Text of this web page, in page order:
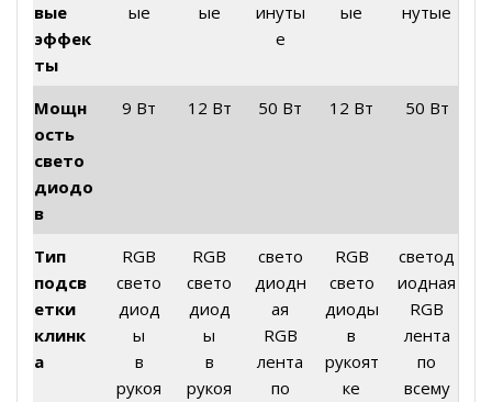
вые
эффек
ты
ые
ые
инуты
е
ые
нутые
Мощн
ость
свето
диодо
в
9 Вт 12 Вт 50 Вт 12 Вт 50 Вт
Тип
подсв
етки
клинк
а
RGB
свето
диод
ы
в
рукоя
RGB
свето
диод
ы
в
рукоя
свето
диодн
ая
RGB
лента
по
RGB
свето
диоды
в
рукоят
ке
светод
иодная
RGB
лента
по
всему